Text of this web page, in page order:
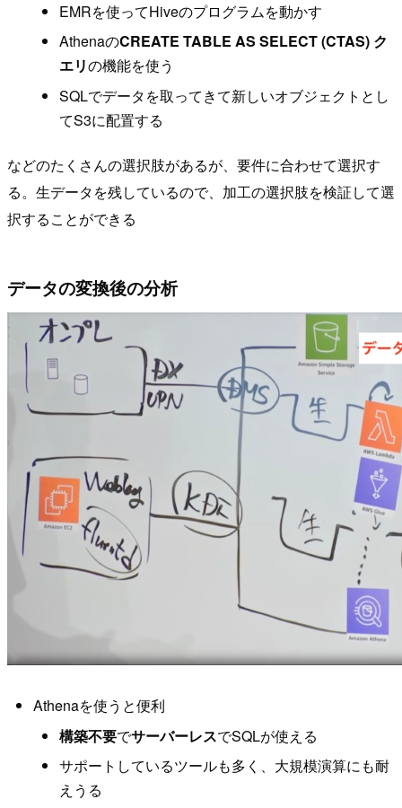
EMRを使ってHiveのプログラムを動かす
AthenaのCREATE TABLE AS SELECT (CTAS) ク
エリの機能を使う
SQLでデータを取ってきて新しいオブジェクトとし
てS3に配置する
などのたくさんの選択肢があるが、要件に合わせて選択す
る。生データを残しているので、加工の選択肢を検証して選
択することができる
データの変換後の分析
Athenaを使うと便利
構築不要でサーバーレスでSQLが使える
サポートしているツールも多く、大規模演算にも耐
えうる